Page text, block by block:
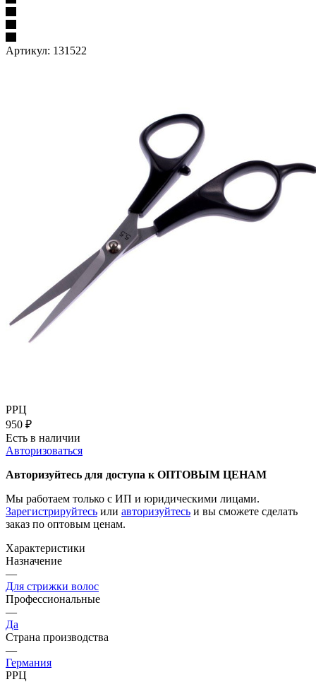
Артикул: 131522
РРЦ
950 ₽
Есть в наличии
Авторизоваться
Авторизуйтесь для доступа к ОПТОВЫМ ЦЕНАМ
Мы работаем только с ИП и юридическими лицами.
Зарегистрируйтесь или авторизуйтесь и вы сможете сделать
заказ по оптовым ценам.
Характеристики
Назначение
—
Для стрижки волос
Профессиональные
—
Да
Страна производства
—
Германия
РРЦ